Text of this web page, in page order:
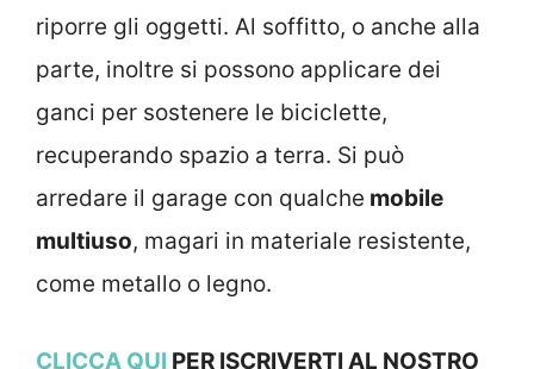
riporre gli oggetti. Al soffitto, o anche alla
parte, inoltre si possono applicare dei
ganci per sostenere le biciclette,
recuperando spazio a terra. Si può
arredare il garage con qualche mobile
multiuso, magari in materiale resistente,
come metallo o legno.
CLICCA QUI PER ISCRIVERTI AL NOSTRO